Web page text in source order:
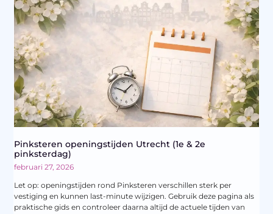
Pinksteren openingstijden Utrecht (1e & 2e
pinksterdag)
februari 27, 2026
Let op: openingstijden rond Pinksteren verschillen sterk per
vestiging en kunnen last-minute wijzigen. Gebruik deze pagina als
praktische gids en controleer daarna altijd de actuele tijden van